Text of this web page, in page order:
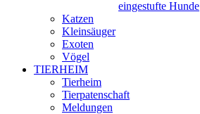
eingestufte Hunde
Katzen
Kleinsäuger
Exoten
Vögel
TIERHEIM
Tierheim
Tierpatenschaft
Meldungen